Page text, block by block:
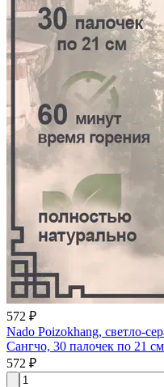
572 ₽
Nado Poizokhang, светло-
Сангчо, 30 палочек по 21 см
572 ₽